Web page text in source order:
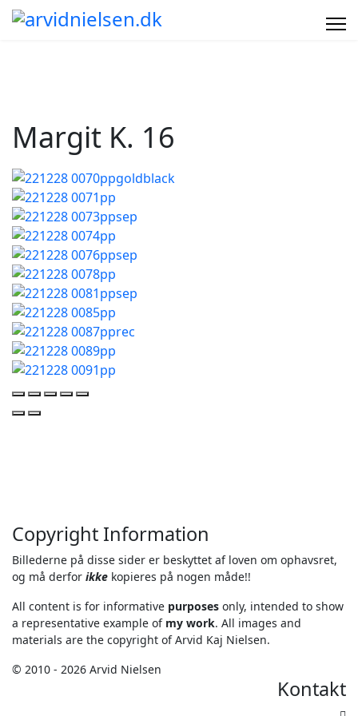
Margit K. 16
Copyright Information
Billederne på disse sider er beskyttet af loven om ophavsret,
og må derfor ikke kopieres på nogen måde!!
All content is for informative purposes only, intended to show
a representative example of my work. All images and
materials are the copyright of Arvid Kaj Nielsen.
© 2010 - 2026 Arvid Nielsen
Kontakt